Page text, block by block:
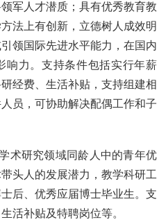
军人才潜质；具有优秀教育教
法上有创新，立德树人成效明
领国际先进水平能力，在国内
响力。支持条件包括实行年薪
经费、生活补贴，支持组建相
员，可协助解决配偶工作和子
术研究领域同龄人中的青年优
头人的发展潜力，教学科研工
后、优秀应届博士毕业生。支
活补贴及特聘岗位等。